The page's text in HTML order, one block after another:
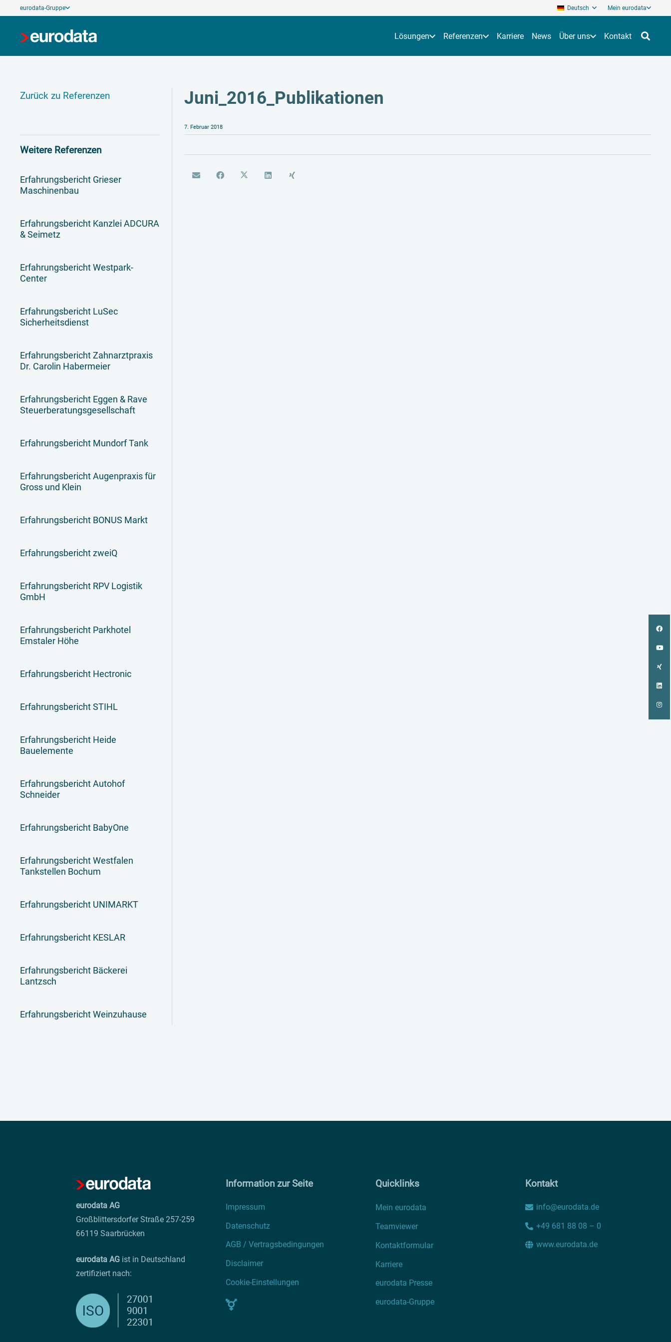
eurodata-Gruppe Deutsch Mein eurodata
Lösungen Referenzen Karriere News Über uns Kontakt
Zurück zu Referenzen
Weitere Referenzen
Erfahrungsbericht Grieser
Maschinenbau
Erfahrungsbericht Kanzlei ADCURA
& Seimetz
Erfahrungsbericht Westpark-
Center
Erfahrungsbericht LuSec
Sicherheitsdienst
Erfahrungsbericht Zahnarztpraxis
Dr. Carolin Habermeier
Erfahrungsbericht Eggen & Rave
Steuerberatungsgesellschaft
Erfahrungsbericht Mundorf Tank
Erfahrungsbericht Augenpraxis für
Gross und Klein
Erfahrungsbericht BONUS Markt
Erfahrungsbericht zweiQ
Erfahrungsbericht RPV Logistik
GmbH
Erfahrungsbericht Parkhotel
Emstaler Höhe
Erfahrungsbericht Hectronic
Erfahrungsbericht STIHL
Erfahrungsbericht Heide
Bauelemente
Erfahrungsbericht Autohof
Schneider
Erfahrungsbericht BabyOne
Erfahrungsbericht Westfalen
Tankstellen Bochum
Erfahrungsbericht UNIMARKT
Erfahrungsbericht KESLAR
Erfahrungsbericht Bäckerei
Lantzsch
Erfahrungsbericht Weinzuhause
Juni_2016_Publikationen
7. Februar 2018
eurodata AG
Großblittersdorfer Straße 257-259
66119 Saarbrücken
eurodata AG ist in Deutschland
zertifiziert nach:
Information zur Seite
Impressum
Datenschutz
AGB / Vertragsbedingungen
Disclaimer
Cookie-Einstellungen
Quicklinks
Mein eurodata
Teamviewer
Kontaktformular
Karriere
eurodata Presse
eurodata-Gruppe
Kontakt
info@eurodata.de
+49 681 88 08 – 0
www.eurodata.de